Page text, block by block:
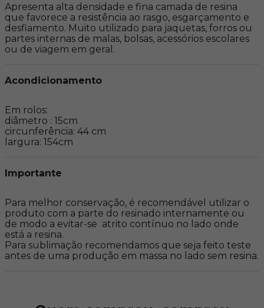
Apresenta alta densidade e fina camada de resina
que favorece a resistência ao rasgo, esgarçamento e
desfiamento. Muito utilizado para jaquetas, forros ou
partes internas de malas, bolsas, acessórios escolares
ou de viagem em geral.
Acondicionamento
Em rolos:
diâmetro : 15cm
circunferência: 44 cm
largura: 154cm
Importante
Para melhor conservação, é recomendável utilizar o
produto com a parte do resinado internamente ou
de modo a evitar-se  atrito contínuo no lado onde
está a resina.
Para sublimação recomendamos que seja feito teste
antes de uma produção em massa no lado sem resina.